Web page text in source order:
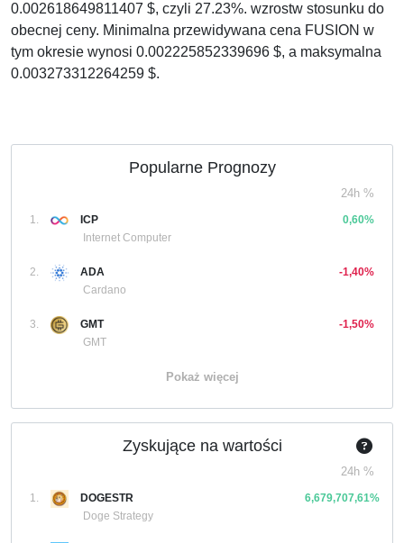
0.002618649811407 $, czyli 27.23%. wzrostw stosunku do
obecnej ceny. Minimalna przewidywana cena FUSION w
tym okresie wynosi 0.002225852339696 $, a maksymalna
0.003273312264259 $.
Popularne Prognozy
24h %
1.
ICP
Internet Computer
0,60%
2.
ADA
Cardano
-1,40%
3.
GMT
GMT
-1,50%
Pokaż więcej
Zyskujące na wartości
24h %
1.
DOGESTR
Doge Strategy
6,679,707,61%